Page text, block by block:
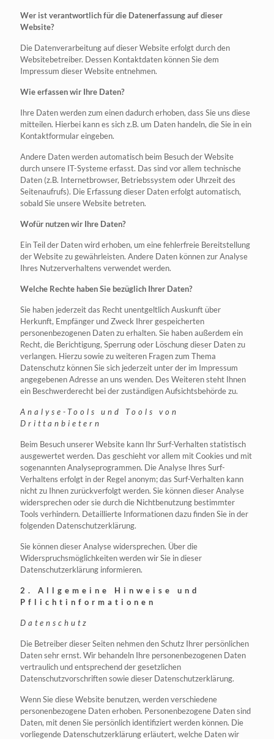
Wer ist verantwortlich für die Datenerfassung auf dieser
Website?
Die Datenverarbeitung auf dieser Website erfolgt durch den
Websitebetreiber. Dessen Kontaktdaten können Sie dem
Impressum dieser Website entnehmen.
Wie erfassen wir Ihre Daten?
Ihre Daten werden zum einen dadurch erhoben, dass Sie uns diese
mitteilen. Hierbei kann es sich z.B. um Daten handeln, die Sie in ein
Kontaktformular eingeben.
Andere Daten werden automatisch beim Besuch der Website
durch unsere IT-Systeme erfasst. Das sind vor allem technische
Daten (z.B. Internetbrowser, Betriebssystem oder Uhrzeit des
Seitenaufrufs). Die Erfassung dieser Daten erfolgt automatisch,
sobald Sie unsere Website betreten.
Wofür nutzen wir Ihre Daten?
Ein Teil der Daten wird erhoben, um eine fehlerfreie Bereitstellung
der Website zu gewährleisten. Andere Daten können zur Analyse
Ihres Nutzerverhaltens verwendet werden.
Welche Rechte haben Sie bezüglich Ihrer Daten?
Sie haben jederzeit das Recht unentgeltlich Auskunft über
Herkunft, Empfänger und Zweck Ihrer gespeicherten
personenbezogenen Daten zu erhalten. Sie haben außerdem ein
Recht, die Berichtigung, Sperrung oder Löschung dieser Daten zu
verlangen. Hierzu sowie zu weiteren Fragen zum Thema
Datenschutz können Sie sich jederzeit unter der im Impressum
angegebenen Adresse an uns wenden. Des Weiteren steht Ihnen
ein Beschwerderecht bei der zuständigen Aufsichtsbehörde zu.
Analyse-Tools und Tools von
Drittanbietern
Beim Besuch unserer Website kann Ihr Surf-Verhalten statistisch
ausgewertet werden. Das geschieht vor allem mit Cookies und mit
sogenannten Analyseprogrammen. Die Analyse Ihres Surf-
Verhaltens erfolgt in der Regel anonym; das Surf-Verhalten kann
nicht zu Ihnen zurückverfolgt werden. Sie können dieser Analyse
widersprechen oder sie durch die Nichtbenutzung bestimmter
Tools verhindern. Detaillierte Informationen dazu finden Sie in der
folgenden Datenschutzerklärung.
Sie können dieser Analyse widersprechen. Über die
Widerspruchsmöglichkeiten werden wir Sie in dieser
Datenschutzerklärung informieren.
2. Allgemeine Hinweise und
Pflichtinformationen
Datenschutz
Die Betreiber dieser Seiten nehmen den Schutz Ihrer persönlichen
Daten sehr ernst. Wir behandeln Ihre personenbezogenen Daten
vertraulich und entsprechend der gesetzlichen
Datenschutzvorschriften sowie dieser Datenschutzerklärung.
Wenn Sie diese Website benutzen, werden verschiedene
personenbezogene Daten erhoben. Personenbezogene Daten sind
Daten, mit denen Sie persönlich identifiziert werden können. Die
vorliegende Datenschutzerklärung erläutert, welche Daten wir